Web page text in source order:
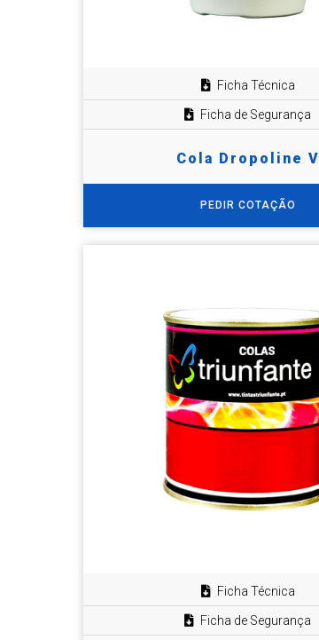
Ficha Técnica
Ficha de Segurança
Cola Dropoline V
PEDIR COTAÇÃO
Ficha Técnica
Ficha de Segurança